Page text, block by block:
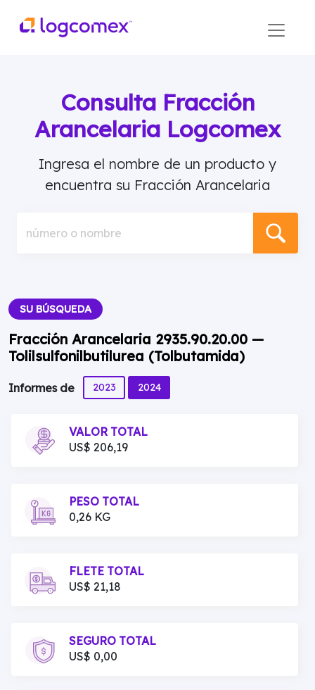
Consulta Fracción
Arancelaria Logcomex
Ingresa el nombre de un producto y
encuentra su Fracción Arancelaria
número o nombre
SU BÚSQUEDA
Fracción Arancelaria 2935.90.20.00 —
Tolilsulfonilbutilurea (Tolbutamida)
Informes de 2023 2024
VALOR TOTAL
US$ 206,19
PESO TOTAL
0,26 KG
FLETE TOTAL
US$ 21,18
SEGURO TOTAL
US$ 0,00